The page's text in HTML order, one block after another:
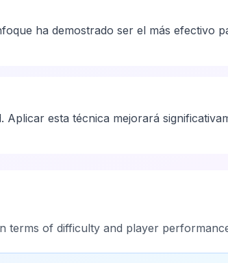
ha demostrado ser el más efectivo
esta técnica mejorará
terms of difficulty and player